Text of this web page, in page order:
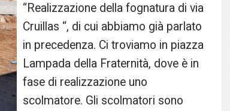
“Realizzazione della fognatura di via
Cruillas “, di cui abbiamo già parlato
in precedenza. Ci troviamo in piazza
Lampada della Fraternità, dove è in
fase di realizzazione uno
scolmatore. Gli scolmatori sono